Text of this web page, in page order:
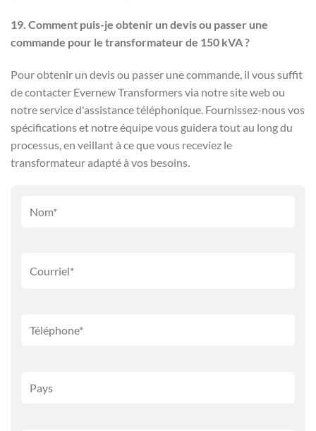
19. Comment puis-je obtenir un devis ou passer une
commande pour le transformateur de 150 kVA ?
Pour obtenir un devis ou passer une commande, il vous suffit
de contacter Evernew Transformers via notre site web ou
notre service d'assistance téléphonique. Fournissez-nous vos
spécifications et notre équipe vous guidera tout au long du
processus, en veillant à ce que vous receviez le
transformateur adapté à vos besoins.